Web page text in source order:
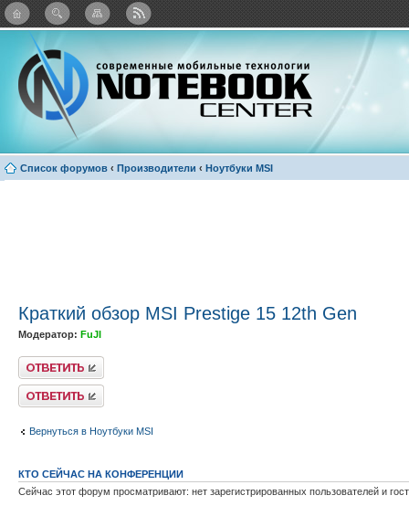
Каталог виджетов
Список форумов ‹ Производители ‹ Ноутбуки MSI
Краткий обзор MSI Prestige 15 12th Gen
Модератор: FuJI
Ответить
Ответить
Вернуться в Ноутбуки MSI
КТО СЕЙЧАС НА КОНФЕРЕНЦИИ
Сейчас этот форум просматривают: нет зарегистрированных пользователей и